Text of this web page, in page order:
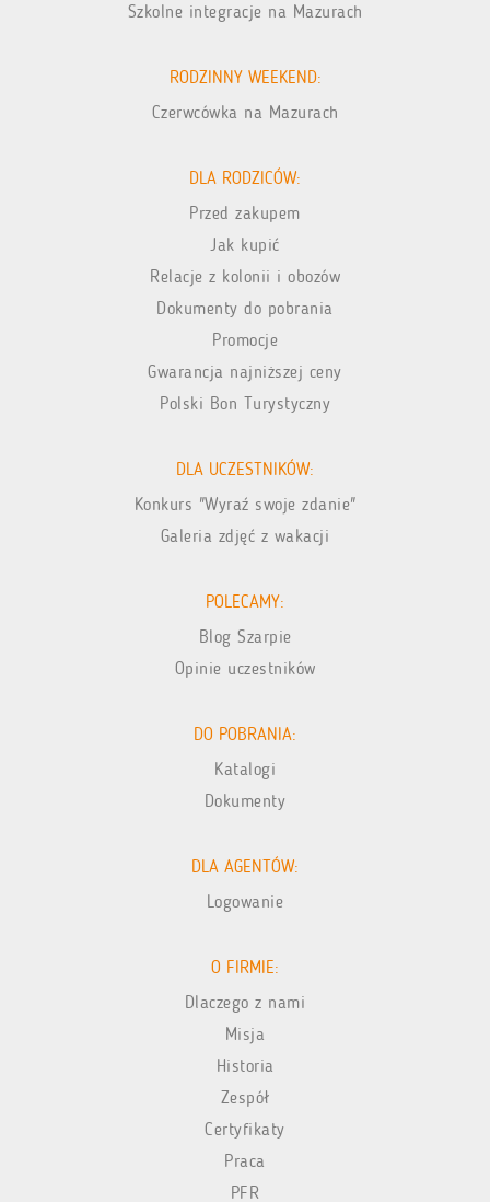
Szkolne integracje na Mazurach
RODZINNY WEEKEND:
Czerwcówka na Mazurach
DLA RODZICÓW:
Przed zakupem
Jak kupić
Relacje z kolonii i obozów
Dokumenty do pobrania
Promocje
Gwarancja najniższej ceny
Polski Bon Turystyczny
DLA UCZESTNIKÓW:
Konkurs "Wyraź swoje zdanie"
Galeria zdjęć z wakacji
POLECAMY:
Blog Szarpie
Opinie uczestników
DO POBRANIA:
Katalogi
Dokumenty
DLA AGENTÓW:
Logowanie
O FIRMIE:
Dlaczego z nami
Misja
Historia
Zespół
Certyfikaty
Praca
PFR